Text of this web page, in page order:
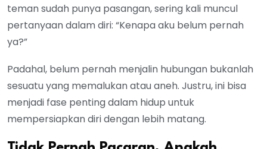
teman sudah punya pasangan, sering kali muncul
pertanyaan dalam diri: “Kenapa aku belum pernah
ya?”
Padahal, belum pernah menjalin hubungan bukanlah
sesuatu yang memalukan atau aneh. Justru, ini bisa
menjadi fase penting dalam hidup untuk
mempersiapkan diri dengan lebih matang.